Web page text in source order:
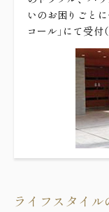
いのお困りごと
コール」にて受付
ライフスタイ